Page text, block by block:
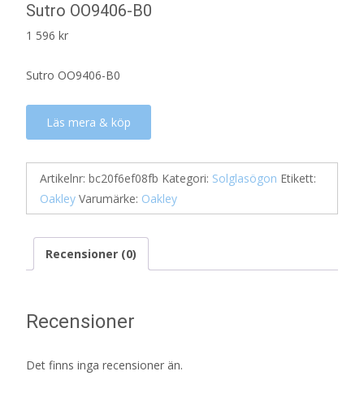
Sutro OO9406-B0
1 596 kr
Sutro OO9406-B0
Läs mera & köp
Artikelnr: bc20f6ef08fb Kategori: Solglasögon Etikett:
Oakley Varumärke: Oakley
Recensioner (0)
Recensioner
Det finns inga recensioner än.